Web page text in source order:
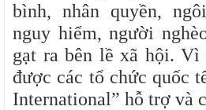
bình, nhân quyền,
nguy hiểm, người
gạt ra bên lề xã hội. Vì
được các tổ chức quốc
International” hỗ trợ và